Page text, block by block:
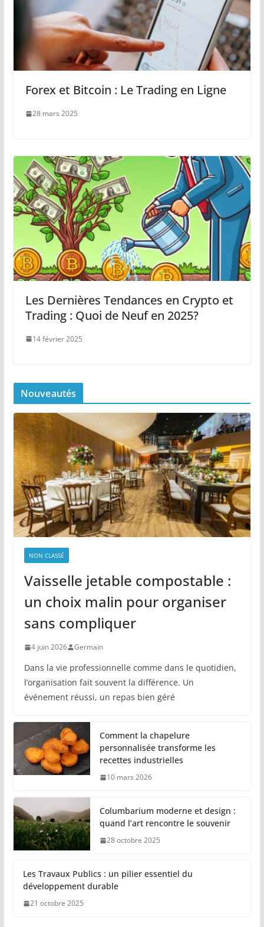
Forex et Bitcoin : Le Trading en Ligne
28 mars 2025
Les Dernières Tendances en Crypto et
Trading : Quoi de Neuf en 2025?
14 février 2025
Nouveautés
NON CLASSÉ
Vaisselle jetable compostable :
un choix malin pour organiser
sans compliquer
4 juin 2026 Germain
Dans la vie professionnelle comme dans le quotidien,
l’organisation fait souvent la différence. Un
événement réussi, un repas bien géré
Comment la chapelure
personnalisée transforme les
recettes industrielles
10 mars 2026
Columbarium moderne et design :
quand l’art rencontre le souvenir
28 octobre 2025
Les Travaux Publics : un pilier essentiel du
développement durable
21 octobre 2025